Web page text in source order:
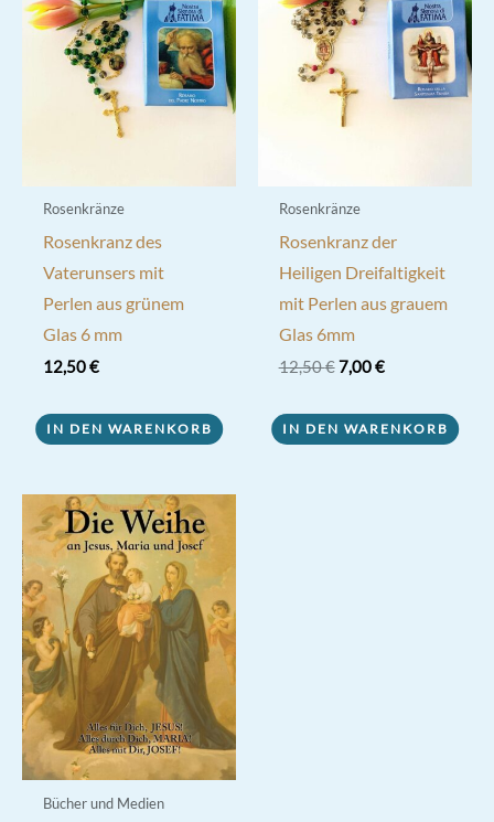
Rosenkränze
Rosenkranz des
Vaterunsers mit
Perlen aus grünem
Glas 6 mm
12,50€
IN DEN WARENKORB
Rosenkränze
Rosenkranz der
Heiligen Dreifaltigkeit
mit Perlen aus grauem
Glas 6mm
12,50€ Ursprünglicher
12,50 €
7,00€Aktueller
7,00 €.
IN DEN WARENKORB
Bücher und Medien